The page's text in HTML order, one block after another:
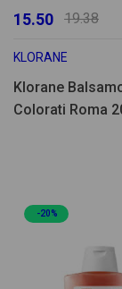
15.50 19.38
KLORANE
Klorane
Colorati Roma
-20%